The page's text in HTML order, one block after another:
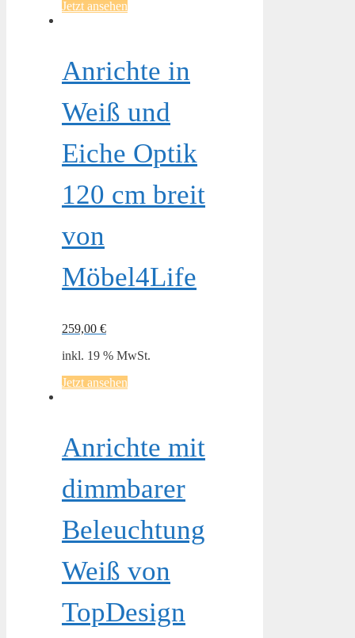
Jetzt ansehen
Anrichte in
Weiß und
Eiche Optik
120 cm breit
von
Möbel4Life
259,00 €
inkl. 19 % MwSt.
Jetzt ansehen
Anrichte mit
dimmbarer
Beleuchtung
Weiß von
TopDesign